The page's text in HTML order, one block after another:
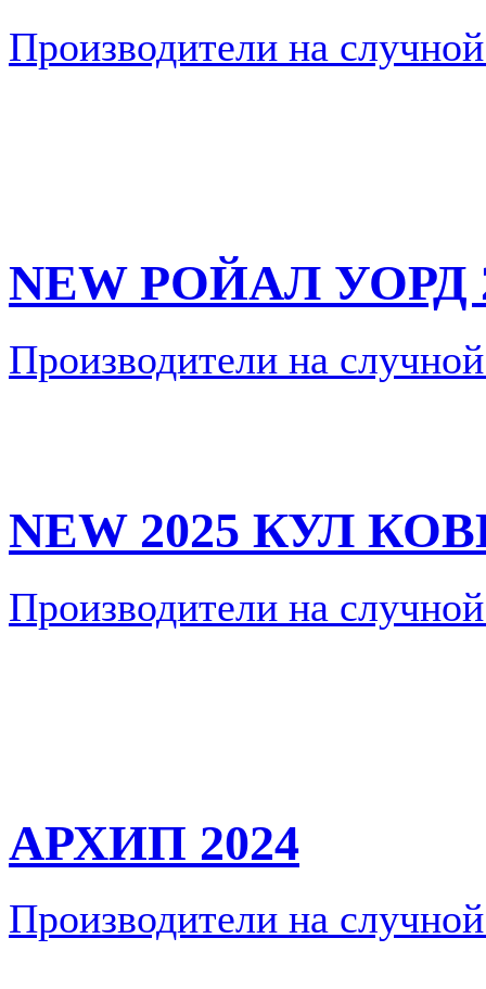
Производители на
NEW РОЙАЛ УОРД
Производители на
NEW 2025 КУЛ
Производители на
АРХИП 2024
Производители на